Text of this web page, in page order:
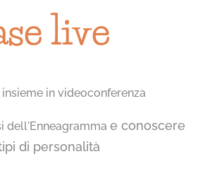
live
in videoconferenza
dell'Enneagramma e conoscere
di personalità